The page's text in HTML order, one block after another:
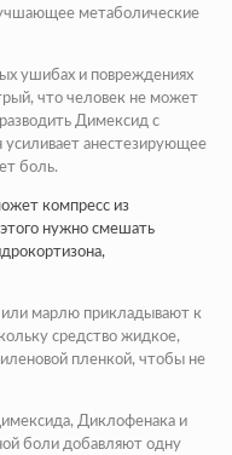
метаболические
ушибах и повреждениях
что человек не может
Димексид с
анестезирующее
боль.
компресс из
нужно смешать
марлю прикладывают к
средство жидкое,
пленкой, чтобы не
Диклофенака и
боли добавляют одну